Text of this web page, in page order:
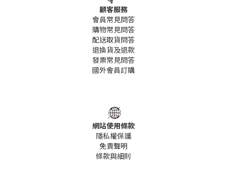
顧客服務
會員常見問答
購物常見問答
配送取貨問答
退換貨及退款
發票常見問答
國外會員訂購
網站使用條款
隱私權保護
免責聲明
條款與細則